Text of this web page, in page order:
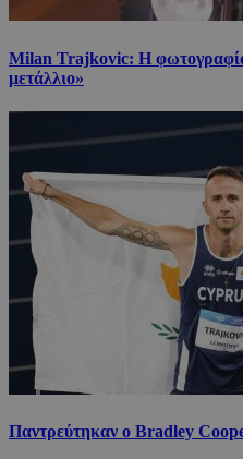
Milan Trajkovic: Η φωτογραφία
μετάλλιο»
Παντρεύτηκαν ο Bradley